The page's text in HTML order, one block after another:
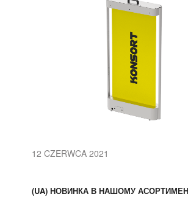
12 CZERWCA 2021
(UA) НОВИНКА В НАШОМУ